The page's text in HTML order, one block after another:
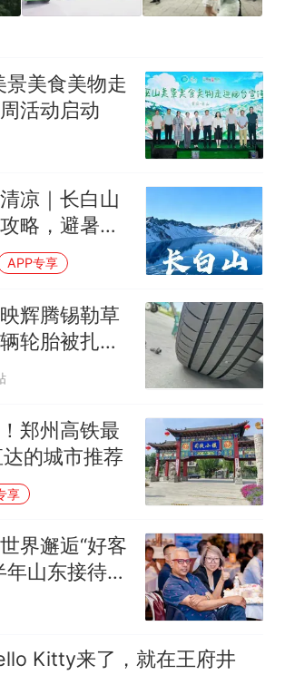
美食美物走
活动启动
凉｜长白山
略，避暑深
APP专享
辉腾锡勒草
轮胎被扎，
价格高达千
郑州高铁最
的城市推荐
享
界邂逅“好客
年山东接待入
Kitty来了，就在王府井